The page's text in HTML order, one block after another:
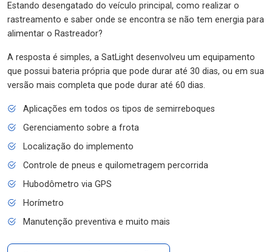
Estando desengatado do veículo principal, como realizar o
rastreamento e saber onde se encontra se não tem energia para
alimentar o Rastreador?
A resposta é simples, a SatLight desenvolveu um equipamento
que possui bateria própria que pode durar até 30 dias, ou em sua
versão mais completa que pode durar até 60 dias.
Aplicações em todos os tipos de semirreboques
Gerenciamento sobre a frota
Localização do implemento
Controle de pneus e quilometragem percorrida
Hubodômetro via GPS
Horímetro
Manutenção preventiva e muito mais